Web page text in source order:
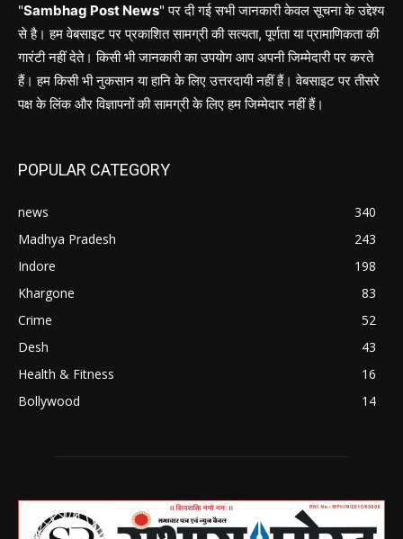
"Sambhag Post News" पर दी गई सभी जानकारी केवल सूचना के उद्देश्य
से है। हम वेबसाइट पर प्रकाशित सामग्री की सत्यता, पूर्णता या प्रामाणिकता की
गारंटी नहीं देते। किसी भी जानकारी का उपयोग आप अपनी जिम्मेदारी पर करते
हैं। हम किसी भी नुकसान या हानि के लिए उत्तरदायी नहीं हैं। वेबसाइट पर तीसरे
पक्ष के लिंक और विज्ञापनों की सामग्री के लिए हम जिम्मेदार नहीं हैं।
POPULAR CATEGORY
news
340
Madhya Pradesh
243
Indore
198
Khargone
83
Crime
52
Desh
43
Health & Fitness
16
Bollywood
14